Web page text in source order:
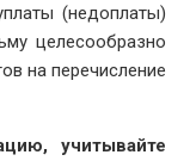
(недоплаты)
целесообразно
на перечисление
учитывайте